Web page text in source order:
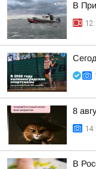
В
8
В